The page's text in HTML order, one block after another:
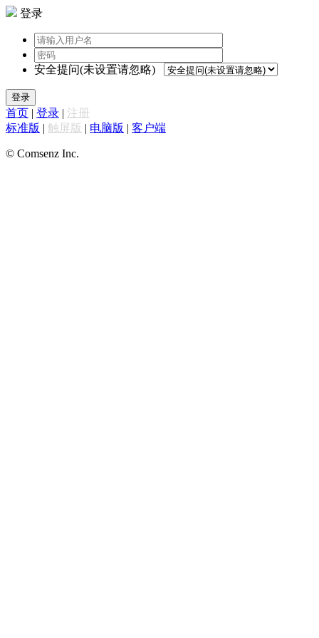
登录
安全提问(未设置请忽略)
登录
首页 | 登录 | 注册
标准版 | 触屏版 | 电脑版 | 客户端
© Comsenz Inc.